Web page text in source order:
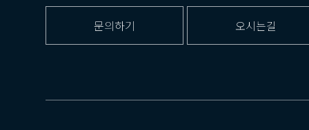
문의하기 오시는길